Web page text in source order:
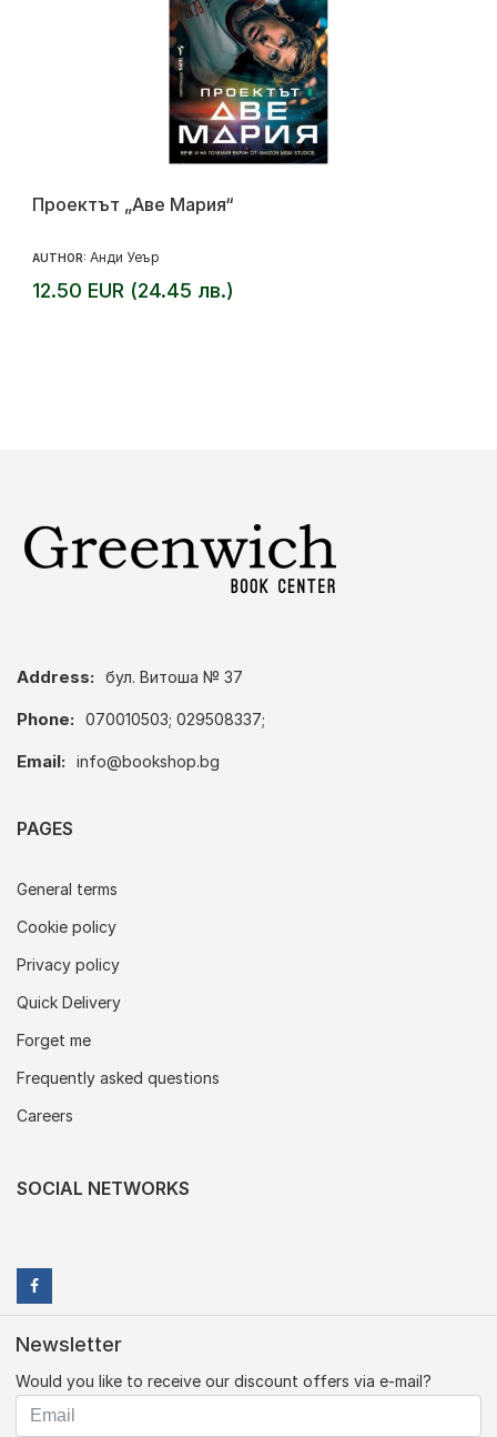
Проектът „Аве Мария“
AUTHOR: Анди Уеър
12.50 EUR (24.45 лв.)
Address: бул. Витоша № 37
Phone: 070010503; 029508337;
Email: info@bookshop.bg
PAGES
General terms
Cookie policy
Privacy policy
Quick Delivery
Forget me
Frequently asked questions
Careers
SOCIAL NETWORKS
Newsletter
Would you like to receive our discount offers via e-mail?